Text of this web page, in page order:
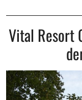
Vital Resort